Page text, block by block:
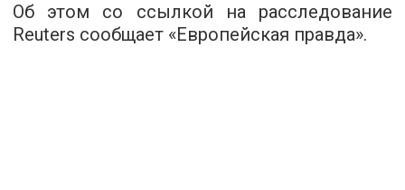
Об этом со ссылкой на расследование
Reuters сообщает «Европейская правда».